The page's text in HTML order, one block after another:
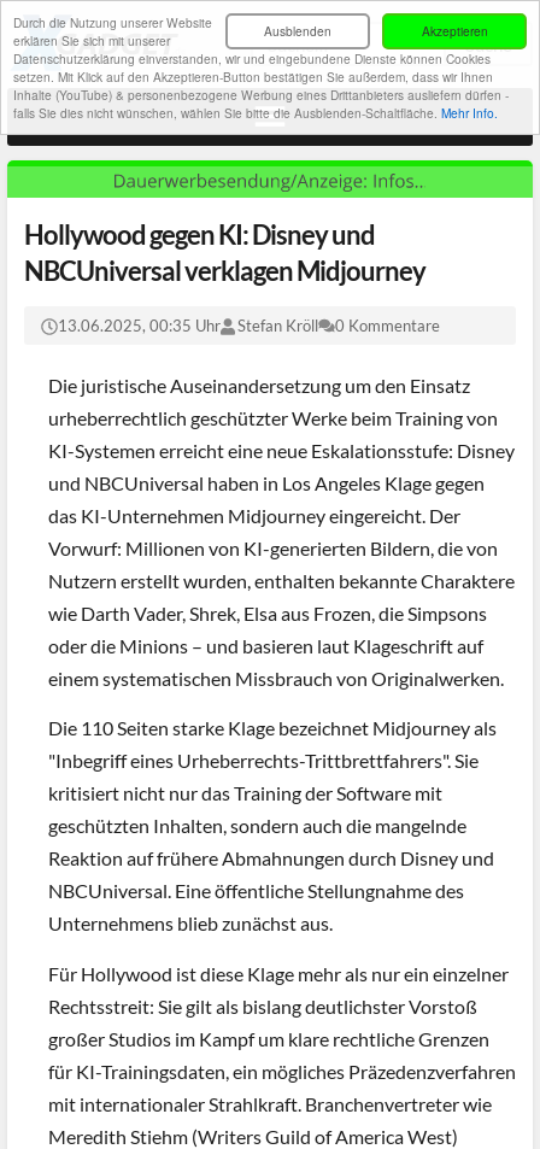
Akzeptieren
Ausblenden
Durch die Nutzung unserer Website
erklären Sie sich mit unserer
Datenschutzerklärung einverstanden, wir und eingebundene Dienste können Cookies
setzen. Mit Klick auf den Akzeptieren-Button bestätigen Sie außerdem, dass wir Ihnen
Inhalte (YouTube) & personenbezogene Werbung eines Drittanbieters ausliefern dürfen -
falls Sie dies nicht wünschen, wählen Sie bitte die Ausblenden-Schaltfläche. Mehr Info.
Hollywood gegen KI: Disney und
NBCUniversal verklagen Midjourney
13.06.2025, 00:35 Uhr Stefan Kröll 0 Kommentare
Die juristische Auseinandersetzung um den Einsatz
urheberrechtlich geschützter Werke beim Training von
KI-Systemen erreicht eine neue Eskalationsstufe: Disney
und NBCUniversal haben in Los Angeles Klage gegen
das KI-Unternehmen Midjourney eingereicht. Der
Vorwurf: Millionen von KI-generierten Bildern, die von
Nutzern erstellt wurden, enthalten bekannte Charaktere
wie Darth Vader, Shrek, Elsa aus Frozen, die Simpsons
oder die Minions – und basieren laut Klageschrift auf
einem systematischen Missbrauch von Originalwerken.
Die 110 Seiten starke Klage bezeichnet Midjourney als
"Inbegriff eines Urheberrechts-Trittbrettfahrers". Sie
kritisiert nicht nur das Training der Software mit
geschützten Inhalten, sondern auch die mangelnde
Reaktion auf frühere Abmahnungen durch Disney und
NBCUniversal. Eine öffentliche Stellungnahme des
Unternehmens blieb zunächst aus.
Für Hollywood ist diese Klage mehr als nur ein einzelner
Rechtsstreit: Sie gilt als bislang deutlichster Vorstoß
großer Studios im Kampf um klare rechtliche Grenzen
für KI-Trainingsdaten, ein mögliches Präzedenzverfahren
mit internationaler Strahlkraft. Branchenvertreter wie
Meredith Stiehm (Writers Guild of America West)